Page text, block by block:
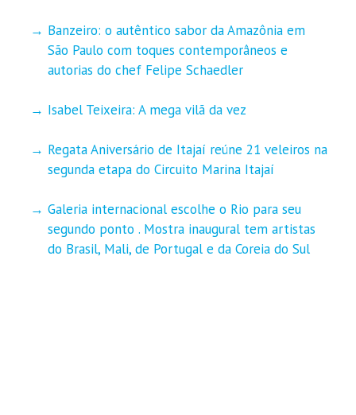
Banzeiro: o autêntico sabor da Amazônia em
São Paulo com toques contemporâneos e
autorias do chef Felipe Schaedler
Isabel Teixeira: A mega vilã da vez
Regata Aniversário de Itajaí reúne 21 veleiros na
segunda etapa do Circuito Marina Itajaí
Galeria internacional escolhe o Rio para seu
segundo ponto . Mostra inaugural tem artistas
do Brasil, Mali, de Portugal e da Coreia do Sul